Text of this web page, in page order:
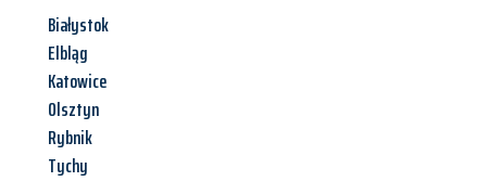
Białystok
Elbląg
Katowice
Olsztyn
Rybnik
Tychy